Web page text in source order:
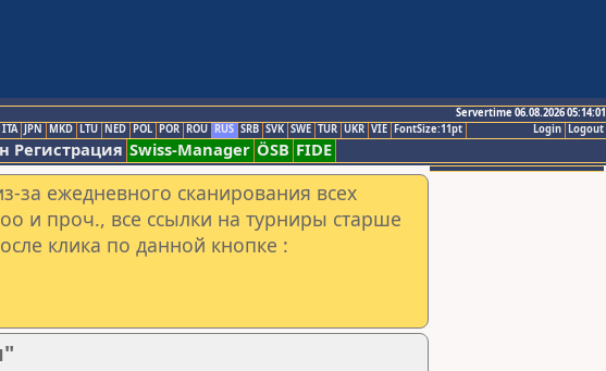
Servertime 06.08.2026 05:14:01
Logout
Login
ITA JPN MKD LTU NED POL POR ROU RUS SRB SVK SWE TUR UKR VIE FontSize:11pt
Регистрация Swiss-Manager ÖSB FIDE
за ежедневного сканирования всех
и проч., все ссылки на турниры старше
клика по данной кнопке :